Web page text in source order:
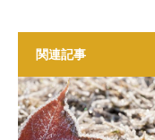
関連記事